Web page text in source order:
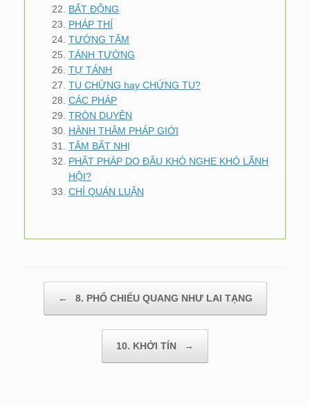
BẤT ĐỘNG
PHÁP THÍ
TƯỚNG TÂM
TÁNH TƯỚNG
TỰ TÁNH
TU CHỨNG hay CHỨNG TU?
CÁC PHÁP
TRÒN DUYÊN
HÀNH THÂM PHÁP GIỚI
TÂM BẤT NHỊ
PHẬT PHÁP DO ĐÂU KHÓ NGHE KHÓ LÃNH
HỘI?
CHỈ QUÁN LUẬN
← 8. PHỔ CHIẾU QUANG NHƯ LAI TẠNG
10. KHỞI TÍN →